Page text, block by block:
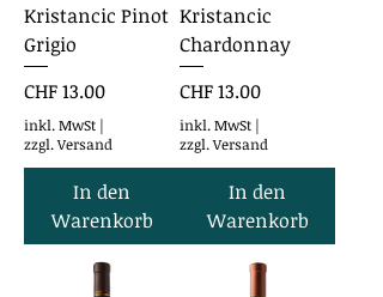
Kristancic Pinot
Grigio
Preis
CHF 13.00
inkl. MwSt |
zzgl. Versand
In den
Warenkorb
Kristancic
Chardonnay
Preis
CHF 13.00
inkl. MwSt |
zzgl. Versand
In den
Warenkorb